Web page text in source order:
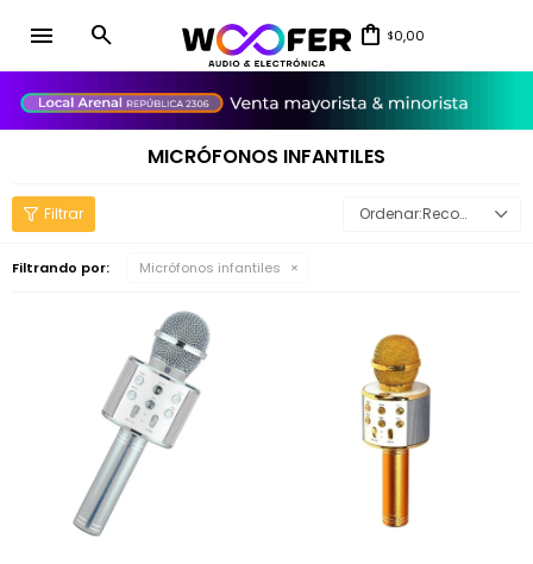
menu $0,00
MICRÓFONOS INFANTILES
Recomendados
Filtrando por: Micrófonos infantiles
close